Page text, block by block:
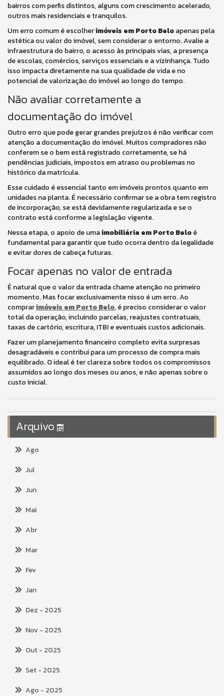
bairros com perfis distintos, alguns com crescimento acelerado,
outros mais residenciais e tranquilos.
Um erro comum é escolherimóveis em Porto Beloapenas pela
estética ou valor do imóvel, sem considerar o entorno. Avalie a
infraestrutura do bairro, o acesso às principais vias, a presença
de escolas, comércios, serviços essenciais e a vizinhança. Tudo
isso impacta diretamente na sua qualidade de vida e no
potencial de valorização do imóvel ao longo do tempo.
Não avaliar corretamente a
documentação do imóvel
Outro erro que pode gerar grandes prejuízos é não verificar com
atenção a documentação do imóvel. Muitos compradores não
conferem se o bem está registrado corretamente, se há
pendências judiciais, impostos em atraso ou problemas no
histórico da matrícula.
Esse cuidado é essencial tanto em imóveis prontos quanto em
unidades na planta. É necessário confirmar se a obra tem registro
de incorporação, se está devidamente regularizada e se o
contrato está conforme a legislação vigente.
Nessa etapa, o apoio de umaimobiliária em Porto Beloé
fundamental para garantir que tudo ocorra dentro da legalidade
e evitar dores de cabeça futuras.
Focar apenas no valor de entrada
É natural que o valor da entrada chame atenção no primeiro
momento. Mas focar exclusivamente nisso é um erro. Ao
comprarimóveis em Porto Belo, é preciso considerar o valor
total da operação, incluindo parcelas, reajustes contratuais,
taxas de cartório, escritura, ITBI e eventuais custos adicionais.
Fazer um planejamento financeiro completo evita surpresas
desagradáveis e contribui para um processo de compra mais
equilibrado. O ideal é ter clareza sobre todos os compromissos
assumidos ao longo dos meses ou anos, e não apenas sobre o
custo inicial.
Arquivo
Ago
Jul
Jun
Mai
Abr
Mar
Fev
Jan
Dez - 2025
Nov- 2025
Out- 2025
Set- 2025
Ago - 2025